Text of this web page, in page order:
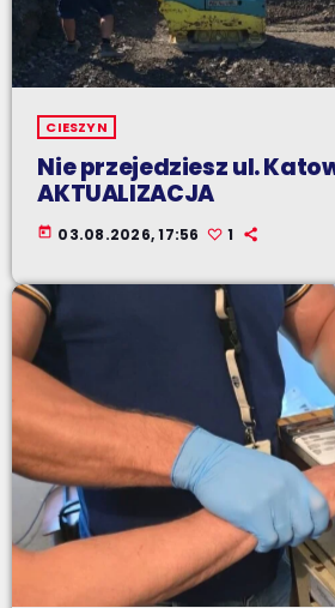
CIESZYN
Nie przejedziesz ul.
AKTUALIZACJA
today 03.08.2026, 17:56 1